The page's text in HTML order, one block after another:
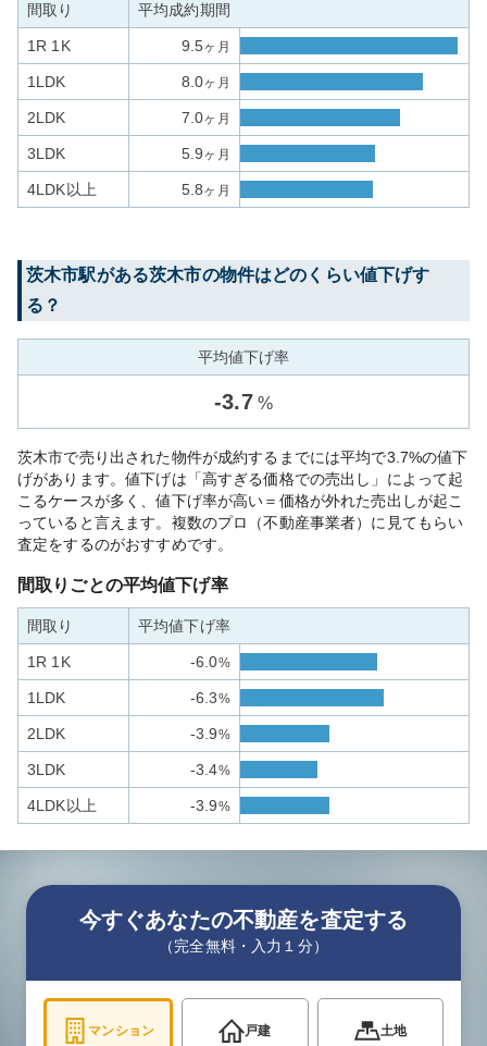
間取り 平均成約期間
1R 1K 9.5ヶ月
1LDK 8.0ヶ月
2LDK 7.0ヶ月
3LDK 5.9ヶ月
4LDK以上 5.8ヶ月
茨木市駅がある茨木市の物件はどのくらい値下げす
る？
平均値下げ率
-3.7 %
茨木市で売り出された物件が成約するまでには平均で3.7%の値下
げがあります。値下げは「高すぎる価格での売出し」によって起
こるケースが多く、値下げ率が高い＝価格が外れた売出しが起こ
っていると言えます。複数のプロ（不動産事業者）に見てもらい
査定をするのがおすすめです。
間取りごとの平均値下げ率
間取り 平均値下げ率
1R 1K -6.0%
1LDK -6.3%
2LDK -3.9%
3LDK -3.4%
4LDK以上 -3.9%
今すぐあなたの不動産を査定する
（完全無料・入力１分）
マンション 戸建 土地